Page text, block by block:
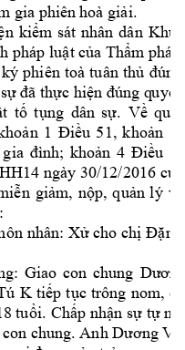
gia phiên hoà giải.
kiểm sát nhân dân Khu
pháp luật của Thẩm
ký phiên toà tuân thủ
đã thực hiện đúng q
tố tụng dân sự. Về
1 Điều 51, khoản
gia đình; khoản 4 Điều
ngày 30/12/2016
iễn giảm, nộp, quản lý
ôn nhân: Xử cho chị
Giao con chung Dư
K tiếp tục trông nom,
tuổi. Chấp nhận sự tự
chung. Anh Dương